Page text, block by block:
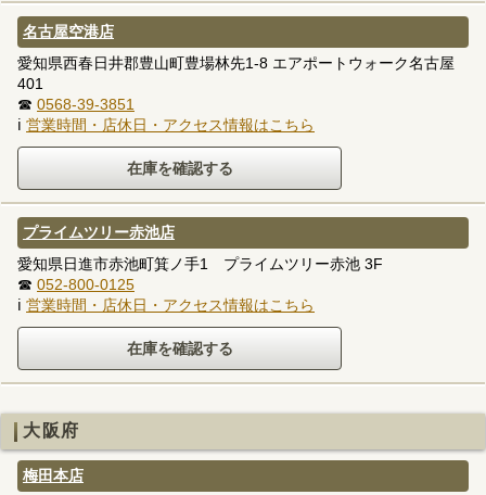
名古屋空港店
愛知県西春日井郡豊山町豊場林先1-8 エアポートウォーク名古屋
401
☎ 0568-39-3851
ℹ 営業時間・店休日・アクセス情報はこちら
プライムツリー赤池店
愛知県日進市赤池町箕ノ手1 プライムツリー赤池 3F
☎ 052-800-0125
ℹ 営業時間・店休日・アクセス情報はこちら
大阪府
梅田本店